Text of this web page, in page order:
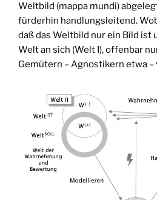
Weltbild (mappa mundi)
fürderhin handlungsleitend.
daß das Weltbild nur ein Bild ist
Welt an sich (Welt I), offenbar
Gemütern – Agnostikern etwa